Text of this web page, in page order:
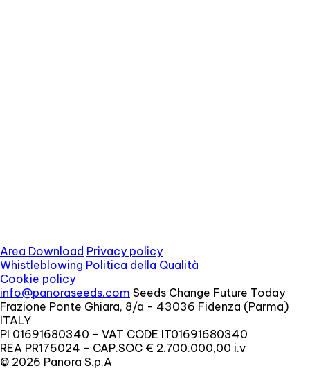
Area Download Privacy policy
Whistleblowing Politica della Qualità
Cookie policy
info@panoraseeds.com Seeds Change Future Today
Frazione Ponte Ghiara, 8/a - 43036 Fidenza (Parma)
ITALY
PI 01691680340 - VAT CODE IT01691680340
REA PR175024 - CAP.SOC € 2.700.000,00 i.v
© 2026 Panora S.p.A